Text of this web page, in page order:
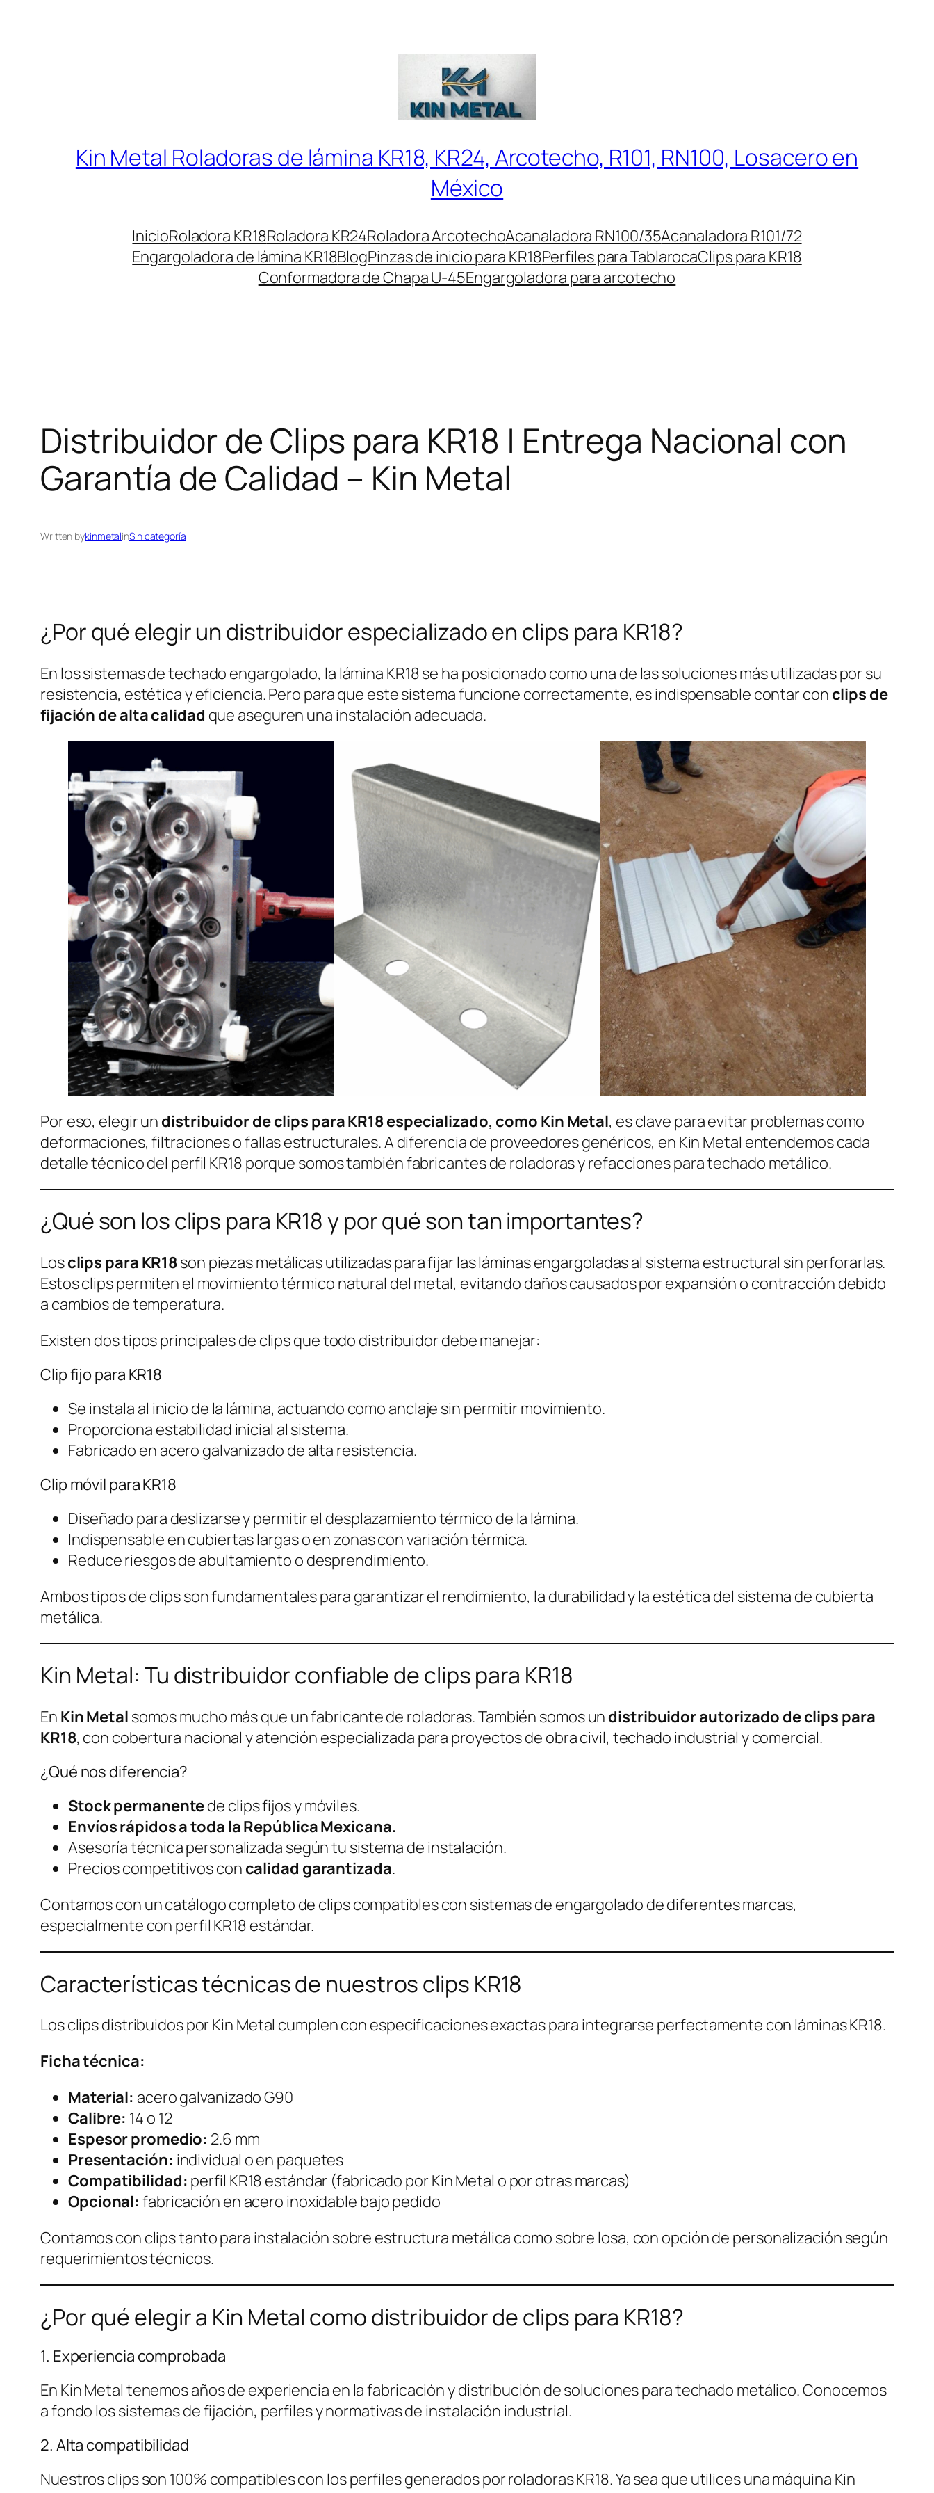
Kin Metal Roladoras de lámina KR18, KR24, Arcotecho, R101, RN100, Losacero en
México
InicioRoladora KR18Roladora KR24Roladora ArcotechoAcanaladora RN100/35Acanaladora R101/72
Engargoladora de lámina KR18BlogPinzas de inicio para KR18Perfiles para TablarocaClips para KR18
Conformadora de Chapa U-45Engargoladora para arcotecho
Distribuidor de Clips para KR18 | Entrega Nacional con
Garantía de Calidad – Kin Metal
Written bykinmetalinSin categoría
¿Por qué elegir un distribuidor especializado en clips para KR18?
En los sistemas de techado engargolado, la lámina KR18 se ha posicionado como una de las soluciones más utilizadas por su
resistencia, estética y eficiencia. Pero para que este sistema funcione correctamente, es indispensable contar con clips de
fijación de alta calidad que aseguren una instalación adecuada.
Por eso, elegir un distribuidor de clips para KR18 especializado, como Kin Metal, es clave para evitar problemas como
deformaciones, filtraciones o fallas estructurales. A diferencia de proveedores genéricos, en Kin Metal entendemos cada
detalle técnico del perfil KR18 porque somos también fabricantes de roladoras y refacciones para techado metálico.
¿Qué son los clips para KR18 y por qué son tan importantes?
Losclips para KR18son piezas metálicas utilizadas para fijar las láminas engargoladas al sistema estructural sin perforarlas.
Estos clips permiten el movimiento térmico natural del metal, evitando daños causados por expansión o contracción debido
a cambios de temperatura.
Existen dos tipos principales de clips que todo distribuidor debe manejar:
Clip fijo para KR18
Se instala al inicio de la lámina, actuando como anclaje sin permitir movimiento.
Proporciona estabilidad inicial al sistema.
Fabricado en acero galvanizado de alta resistencia.
Clip móvil para KR18
Diseñado para deslizarse y permitir el desplazamiento térmico de la lámina.
Indispensable en cubiertas largas o en zonas con variación térmica.
Reduce riesgos de abultamiento o desprendimiento.
Ambos tipos de clips son fundamentales para garantizar el rendimiento, la durabilidad y la estética del sistema de cubierta
metálica.
Kin Metal: Tu distribuidor confiable de clips para KR18
En Kin Metal somos mucho más que un fabricante de roladoras. También somos un distribuidor autorizado de clips para
KR18, con cobertura nacional y atención especializada para proyectos de obra civil, techado industrial y comercial.
¿Qué nos diferencia?
Stock permanentede clips fijos y móviles.
Envíos rápidos a toda la República Mexicana.
Asesoría técnica personalizada según tu sistema de instalación.
Precios competitivos con calidad garantizada.
Contamos con un catálogo completo de clips compatibles con sistemas de engargolado de diferentes marcas,
especialmente con perfil KR18 estándar.
Características técnicas de nuestros clips KR18
Los clips distribuidos por Kin Metal cumplen con especificaciones exactas para integrarse perfectamente con láminas KR18.
Ficha técnica:
Material: acero galvanizado G90
Calibre: 14 o 12
Espesor promedio: 2.6 mm
Presentación: individual o en paquetes
Compatibilidad: perfil KR18 estándar (fabricado por Kin Metal o por otras marcas)
Opcional: fabricación en acero inoxidable bajo pedido
Contamos con clips tanto para instalación sobre estructura metálica como sobre losa, con opción de personalización según
requerimientos técnicos.
¿Por qué elegir a Kin Metal como distribuidor de clips para KR18?
1. Experiencia comprobada
En Kin Metal tenemos años de experiencia en la fabricación y distribución de soluciones para techado metálico. Conocemos
a fondo los sistemas de fijación, perfiles y normativas de instalación industrial.
2. Alta compatibilidad
Nuestros clips son 100% compatibles con los perfiles generados por roladoras KR18. Ya sea que utilices una máquina Kin